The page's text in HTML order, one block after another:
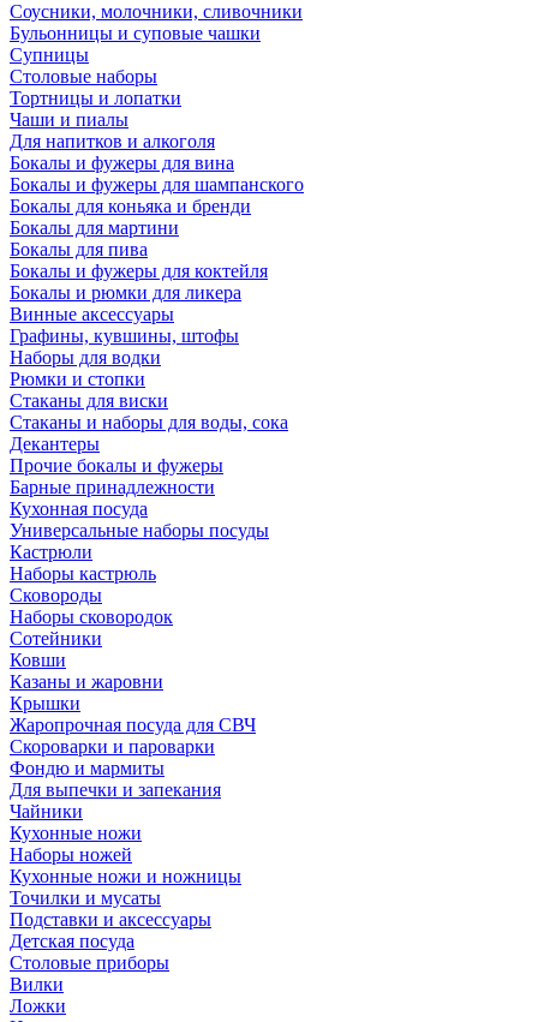
Соусники, молочники, сливочники
Бульонницы и суповые чашки
Супницы
Столовые наборы
Тортницы и лопатки
Чаши и пиалы
Для напитков и алкоголя
Бокалы и фужеры для вина
Бокалы и фужеры для шампанского
Бокалы для коньяка и бренди
Бокалы для мартини
Бокалы для пива
Бокалы и фужеры для коктейля
Бокалы и рюмки для ликера
Винные аксессуары
Графины, кувшины, штофы
Наборы для водки
Рюмки и стопки
Стаканы для виски
Стаканы и наборы для воды, сока
Декантеры
Прочие бокалы и фужеры
Барные принадлежности
Кухонная посуда
Универсальные наборы посуды
Кастрюли
Наборы кастрюль
Сковороды
Наборы сковородок
Сотейники
Ковши
Казаны и жаровни
Крышки
Жаропрочная посуда для СВЧ
Скороварки и пароварки
Фондю и мармиты
Для выпечки и запекания
Чайники
Кухонные ножи
Наборы ножей
Кухонные ножи и ножницы
Точилки и мусаты
Подставки и аксессуары
Детская посуда
Столовые приборы
Вилки
Ложки